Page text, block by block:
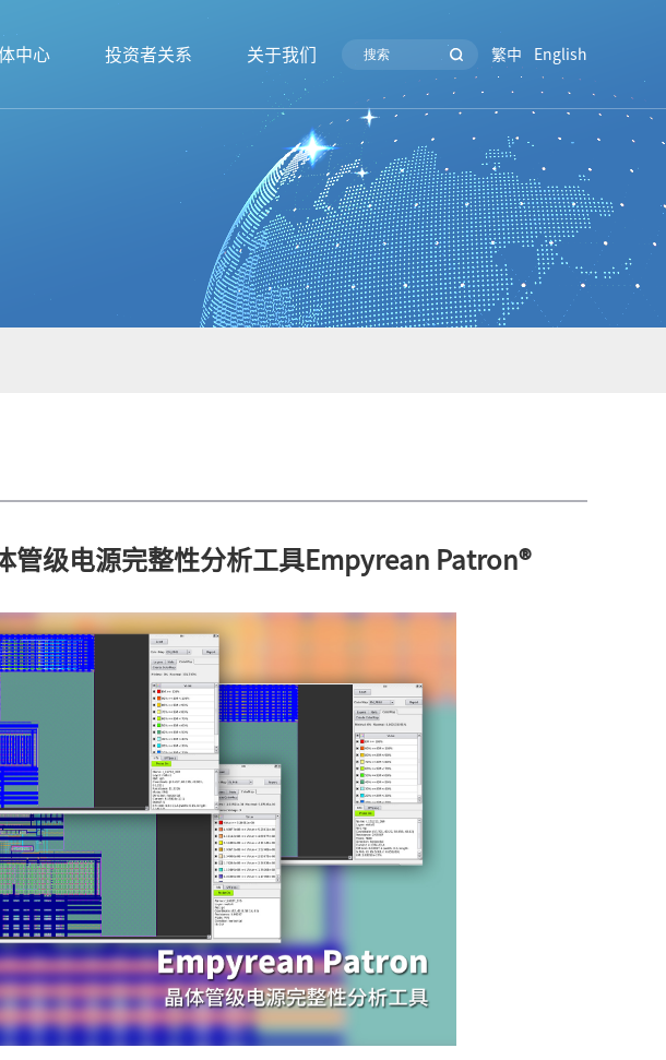
中心 投资者关系 关于我们 English
繁中
管级电源完整性分析工具Empyrean Patron®